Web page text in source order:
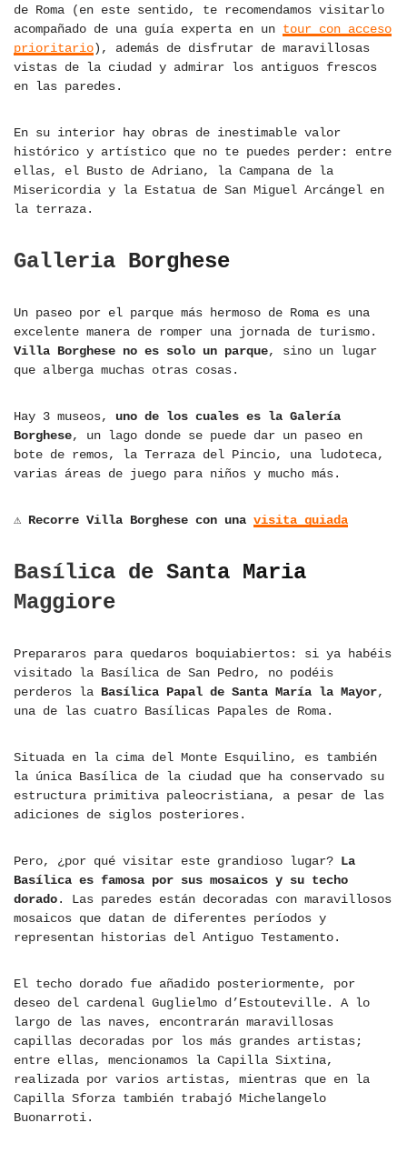
de Roma (en este sentido, te recomendamos visitarlo
acompañado de una guía experta en un tour con acceso
prioritario), además de disfrutar de maravillosas
vistas de la ciudad y admirar los antiguos frescos
en las paredes.
En su interior hay obras de inestimable valor
histórico y artístico que no te puedes perder: entre
ellas, el Busto de Adriano, la Campana de la
Misericordia y la Estatua de San Miguel Arcángel en
la terraza.
Galleria Borghese
Un paseo por el parque más hermoso de Roma es una
excelente manera de romper una jornada de turismo.
Villa Borghese no es solo un parque, sino un lugar
que alberga muchas otras cosas.
Hay 3 museos, uno de los cuales es la Galería
Borghese, un lago donde se puede dar un paseo en
bote de remos, la Terraza del Pincio, una ludoteca,
varias áreas de juego para niños y mucho más.
⚠ Recorre Villa Borghese con una visita guiada
Basílica de Santa Maria
Maggiore
Prepararos para quedaros boquiabiertos: si ya habéis
visitado la Basílica de San Pedro, no podéis
perderos la Basílica Papal de Santa María la Mayor,
una de las cuatro Basílicas Papales de Roma.
Situada en la cima del Monte Esquilino, es también
la única Basílica de la ciudad que ha conservado su
estructura primitiva paleocristiana, a pesar de las
adiciones de siglos posteriores.
Pero, ¿por qué visitar este grandioso lugar? La
Basílica es famosa por sus mosaicos y su techo
dorado. Las paredes están decoradas con maravillosos
mosaicos que datan de diferentes períodos y
representan historias del Antiguo Testamento.
El techo dorado fue añadido posteriormente, por
deseo del cardenal Guglielmo d’Estouteville. A lo
largo de las naves, encontrarán maravillosas
capillas decoradas por los más grandes artistas;
entre ellas, mencionamos la Capilla Sixtina,
realizada por varios artistas, mientras que en la
Capilla Sforza también trabajó Michelangelo
Buonarroti.